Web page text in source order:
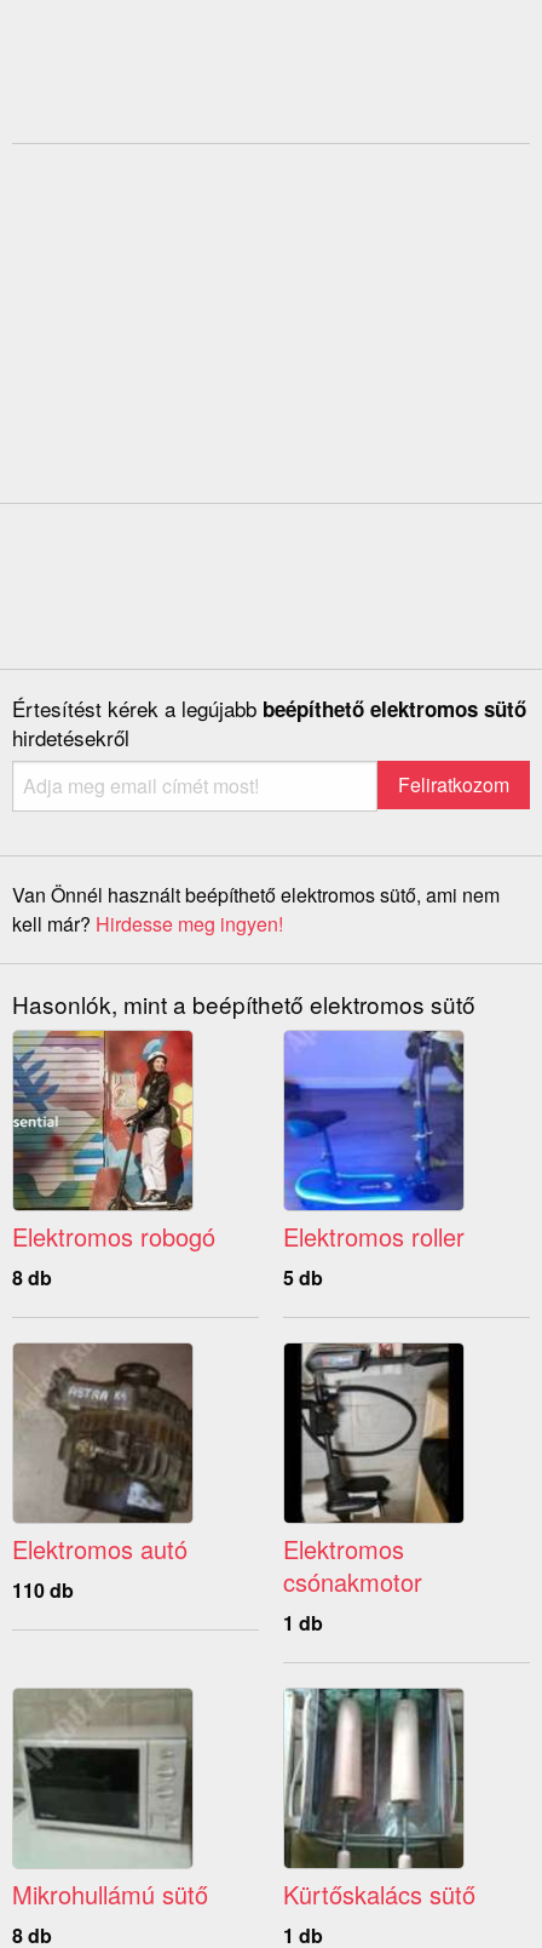
Értesítést kérek a legújabb beépíthető elektromos sütő
hirdetésekről
Van Önnél használt beépíthető elektromos sütő, ami nem
kell már? Hirdesse meg ingyen!
Hasonlók, mint a beépíthető elektromos sütő
Elektromos robogó
8 db
Elektromos roller
5 db
Elektromos autó
110 db
Elektromos
csónakmotor
1 db
Mikrohullámú sütő
8 db
Kürtőskalács sütő
1 db